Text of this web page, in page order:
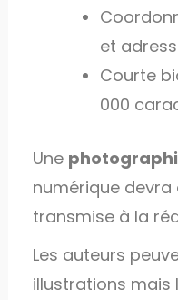
et
Courte
000
Une
numérique
transmise à la
Les auteurs
illustrations mais